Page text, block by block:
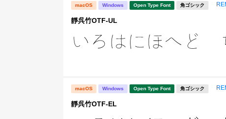
macOS Windows Open Type Font 角ゴシック
靜呉竹OTF-UL
macOS Windows Open Type Font 角ゴシック
靜呉竹OTF-EL